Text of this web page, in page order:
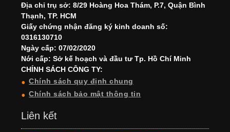
Địa chỉ trụ sở: 8/29 Hoàng Hoa Thám, P.7, Quận Bình
Thạnh, TP. HCM
Giấy chứng nhận đăng ký kinh doanh số:
0316130710
Ngày cấp: 07/02/2020
Nới cấp: Sở kế hoạch và đầu tư Tp. Hồ Chí Minh
CHÍNH SÁCH CÔNG TY:
Chính sách quy định chung
Chính sách bảo mật thông tin
Liên kết